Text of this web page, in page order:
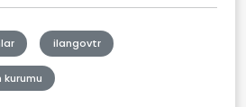
ilangovtr
kurumu